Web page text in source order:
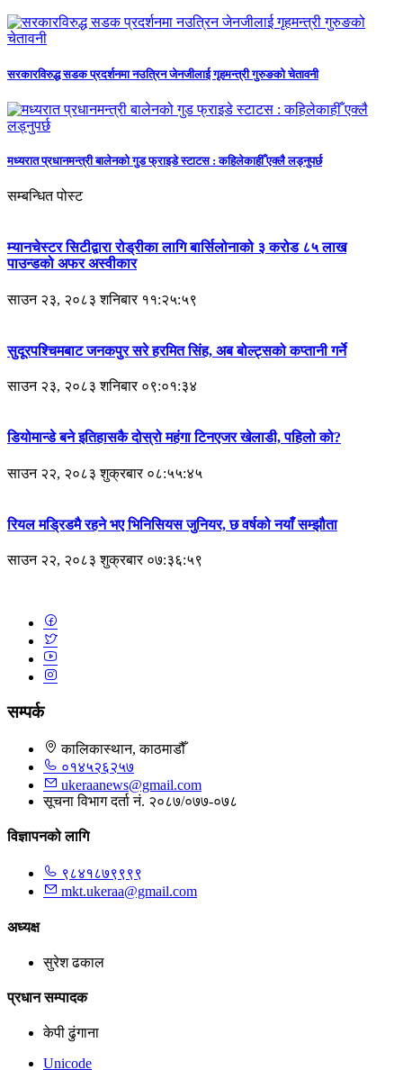
सरकारविरुद्ध सडक प्रदर्शनमा नउत्रिन जेनजीलाई गृहमन्त्री गुरुङको चेतावनी
मध्यरात प्रधानमन्त्री बालेनको गुड फ्राइडे स्टाटस : कहिलेकाहीँ एक्लै लड्नुपर्छ
सम्बन्धित पोस्ट
म्यानचेस्टर सिटीद्वारा रोड्रीका लागि बार्सिलोनाको ३ करोड ८५ लाख
पाउन्डको अफर अस्वीकार
साउन २३, २०८३ शनिबार ११:२५:५९
सुदूरपश्चिमबाट जनकपुर सरे हरमित सिंह, अब बोल्ट्सको कप्तानी गर्ने
साउन २३, २०८३ शनिबार ०९:०१:३४
डियोमान्डे बने इतिहासकै दोस्रो महंगा टिनएजर खेलाडी, पहिलो को?
साउन २२, २०८३ शुक्रबार ०८:५५:४५
रियल मड्रिडमै रहने भए भिनिसियस जुनियर, छ वर्षको नयाँ सम्झौता
साउन २२, २०८३ शुक्रबार ०७:३६:५९
सम्पर्क
कालिकास्थान, काठमाडौँ
०१४५२६२५७
ukeraanews@gmail.com
सूचना विभाग दर्ता नं. २०८७/०७७-०७८
विज्ञापनको लागि
९८४१८७९९९९
mkt.ukeraa@gmail.com
अध्यक्ष
सुरेश ढकाल
प्रधान सम्पादक
केपी ढुंगाना
Unicode